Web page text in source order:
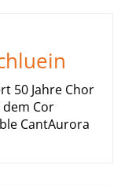
50 Jahre Chor
Cor
CantAurora